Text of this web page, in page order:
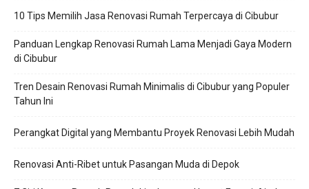
10 Tips Memilih Jasa Renovasi Rumah Terpercaya di Cibubur
Panduan Lengkap Renovasi Rumah Lama Menjadi Gaya Modern
di Cibubur
Tren Desain Renovasi Rumah Minimalis di Cibubur yang Populer
Tahun Ini
Perangkat Digital yang Membantu Proyek Renovasi Lebih Mudah
Renovasi Anti-Ribet untuk Pasangan Muda di Depok